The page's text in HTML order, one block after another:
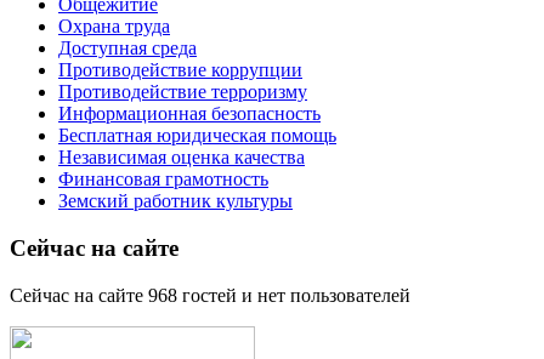
Общежитие
Охрана труда
Доступная среда
Противодействие коррупции
Противодействие терроризму
Информационная безопасность
Бесплатная юридическая помощь
Независимая оценка качества
Финансовая грамотность
Земский работник культуры
Сейчас на сайте
Сейчас на сайте 968 гостей и нет пользователей